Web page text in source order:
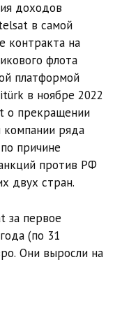
доходов
в самой
контракта на
флота
платформой
в ноябре 2022
о прекращении
компании ряда
причине
против РФ
двух стран.
за первое
(по 31
Они выросли на